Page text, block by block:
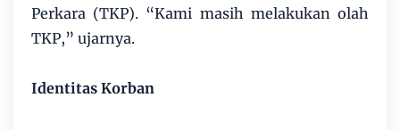
Perkara (TKP). “Kami masih melakukan olah
TKP,” ujarnya.
Identitas Korban